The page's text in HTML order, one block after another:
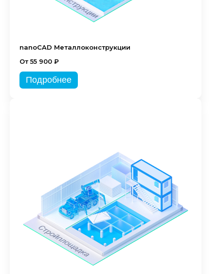
nanoCAD Металлоконструкции
От 55 900 ₽
Подробнее